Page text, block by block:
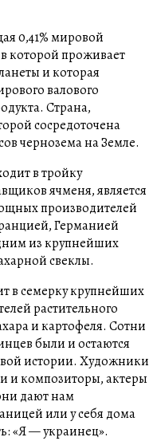
0,41% мировой
которой проживает
и которая
валового
Страна,
сосредоточена
чернозема на Земле.
в тройку
ячменя, является
производителей
Германией
из крупнейших
свеклы.
в семерку крупнейших
растительного
и картофеля. Сотни
были и остаются
истории. Художники
и композиторы, актеры
дают нам
или у себя дома
«Я — украинец».